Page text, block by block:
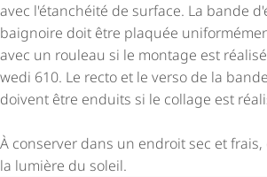
avec l'étanchéité de surface. La bande
baignoire doit être plaquée
avec un rouleau si le montage est
wedi 610. Le recto et le verso de la
doivent être enduits si le collage est
À conserver dans un endroit sec et
la lumière du soleil.